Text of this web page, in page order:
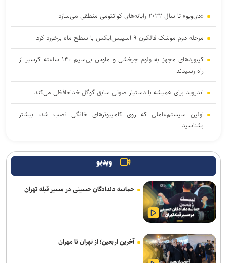
«دی‌ویو» تا سال ۲۰۳۲ رایانه‌های کوانتومی منطقی می‌سازد
مرحله دوم موشک فالکون ۹ اسپیس‌ایکس با سطح ماه برخورد کرد
کیبوردهای مجهز به ولوم چرخشی و ماوس بی‌سیم ۱۴۰ ساعته کرسیر از
راه رسیدند
اندروید برای همیشه با دستیار صوتی سابق گوگل خداحافظی می‌کند
اولین سیستم‌عاملی که روی کامپیوترهای خانگی نصب شد، بیشتر
بشناسید
دالبی ویژن ۲ با تنظیمات هوشمند تصویر راهی تلویزیون‌های های‌سنس
شد
برنامه ما گسترش استفاده از هوش مصنوعی در همه بخش‌های پست
است
مکالمات متنی برای کاربران رایگان چت جی پی تی نامحدود شد
قابلیت رزرو هتل و سفارش غذا به دستیار هوشمند گوگل مپ اضافه شد
ویدیو
حماسه دلدادگان حسینی در مسیر قبله تهران
آخرین اربعین؛ از تهران تا مهران